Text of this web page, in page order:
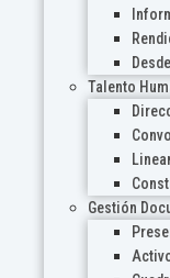
Talento
Gestión